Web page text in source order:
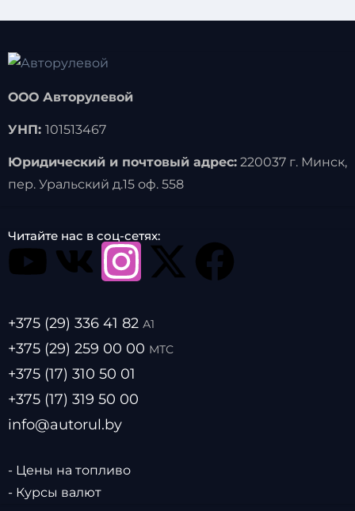
ООО Авторулевой
УНП: 101513467
Юридический и почтовый адрес:220037 г. Минск,
пер. Уральский д.15 оф. 558
Читайте нас в соц-сетях:
+375 (29) 336 41 82 А1
+375 (29) 259 00 00 МТС
+375 (17) 310 50 01
+375 (17) 319 50 00
info@autorul.by
- Цены на топливо
- Курсы валют